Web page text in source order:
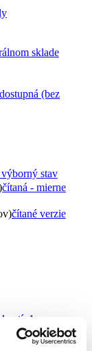
sklade
dostupná (bez
stav
čítaná - mierne
čítané verzie
1
aranžovanie kvetín a